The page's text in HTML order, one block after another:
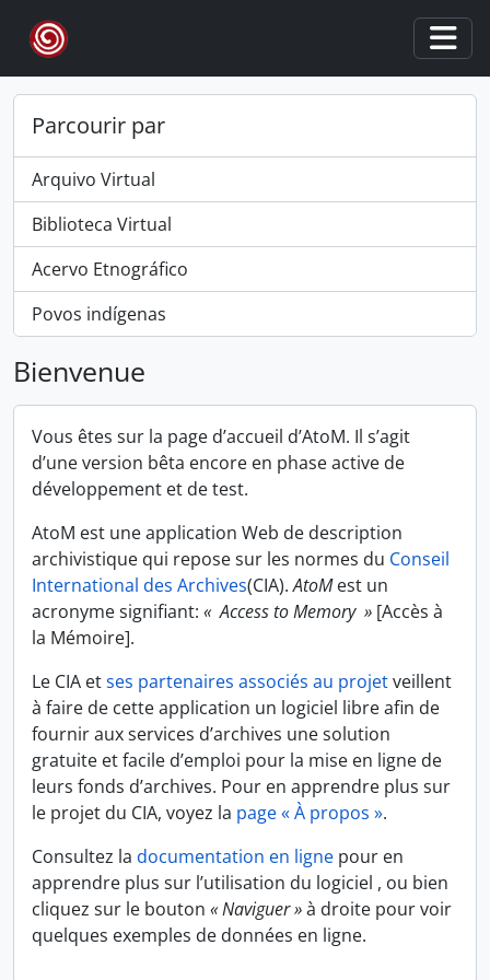
Skip to main content
Parcourir par
Arquivo Virtual
Biblioteca Virtual
Acervo Etnográfico
Povos indígenas
Bienvenue
Vous êtes sur la page d’accueil d’AtoM. Il s’agit
d’une version bêta encore en phase active de
développement et de test.
AtoM est une application Web de description
archivistique qui repose sur les normes du Conseil
International des Archives(CIA).AtoMest un
acronyme signifiant: « Access to Memory » [Accès à
la Mémoire].
Le CIA etses partenaires associés au projetveillent
à faire de cette application un logiciel libre afin de
fournir aux services d’archives une solution
gratuite et facile d’emploi pour la mise en ligne de
leurs fonds d’archives. Pour en apprendre plus sur
le projet du CIA, voyez la page « À propos ».
Consultez la documentation en ligne pour en
apprendre plus sur l’utilisation du logiciel , ou bien
cliquez sur le bouton « Naviguer »à droite pour voir
quelques exemples de données en ligne.